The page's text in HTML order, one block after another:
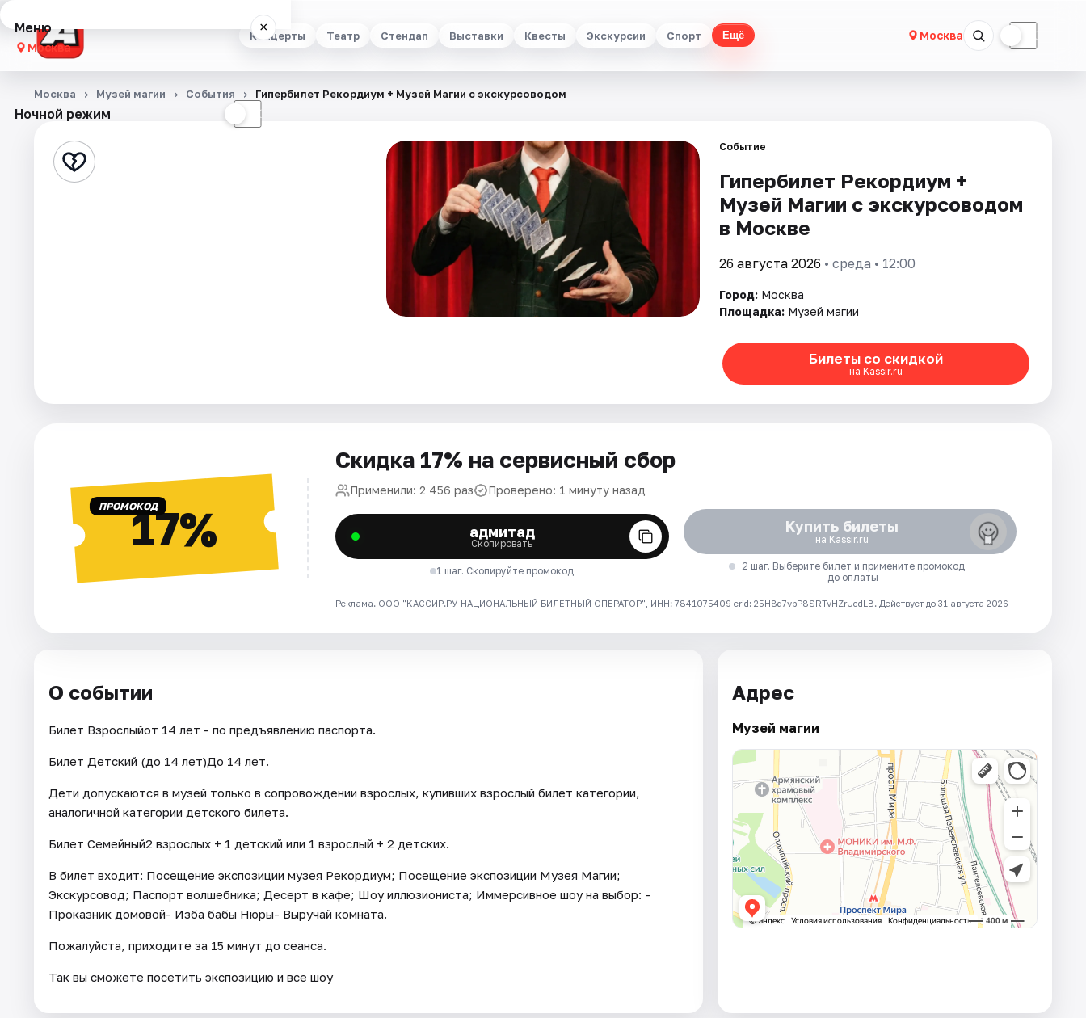
Концерты Театр Стендап Выставки Квесты Экскурсии Спорт Ещё Москва ☾
Меню ×
Москва
Концерты
Стендап
Города
Рейтинги
Ночной режим ☾
Москва Музей магии События Гипербилет Рекордиум + Музей Магии с экскурсоводом
Событие
Гипербилет Рекордиум +
Музей Магии с экскурсоводом
в Москве
26 августа 2026 • среда • 12:00
Город: Москва
Площадка: Музей магии
Билеты со скидкой
на Kassir.ru
ПРОМОКОД17%
Скидка 17% на сервисный сбор
Применили: 2 456 раз Проверено: 1 минуту назад
адмитад
Скопировать
1 шаг. Скопируйте промокод
Купить билеты
на Kassir.ru
2 шаг. Выберите билет и примените промокод
до оплаты
Реклама. ООО "КАССИР.РУ-НАЦИОНАЛЬНЫЙ БИЛЕТНЫЙ ОПЕРАТОР", ИНН: 7841075409 erid: 25H8d7vbP8SRTvHZrUcdLB. Действует до 31 августа 2026
О событии
Билет Взрослыйот 14 лет - по предъявлению паспорта.
Билет Детский (до 14 лет)До 14 лет.
Дети допускаются в музей только в сопровождении взрослых, купивших взрослый билет категории,
аналогичной категории детского билета.
Билет Семейный2 взрослых + 1 детский или 1 взрослый + 2 детских.
В билет входит: Посещение экспозиции музея Рекордиум; Посещение экспозиции Музея Магии;
Экскурсовод; Паспорт волшебника; Десерт в кафе; Шоу иллюзиониста; Иммерсивное шоу на выбор: -
Проказник домовой- Изба бабы Нюры- Выручай комната.
Пожалуйста, приходите за 15 минут до сеанса.
Так вы сможете посетить экспозицию и все шоу
Адрес
Музей магии